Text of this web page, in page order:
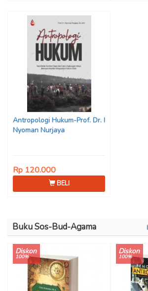
Antropologi Hukum-Prof. Dr. I
Nyoman Nurjaya
Rp 120.000
BELI
Buku Sos-Bud-Agama
Diskon
100%
Diskon
100%